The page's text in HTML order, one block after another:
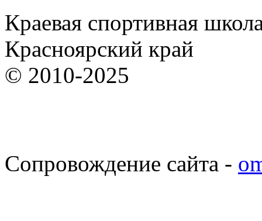
Краевая спортивная
Красноярский край
© 2010-2025
Сопровождение сайта -